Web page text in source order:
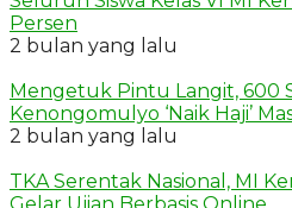
Persen
2 bulan yang lalu
Mengetuk Pintu Langit, 600
Kenongomulyo ‘Naik Haji’
2 bulan yang lalu
TKA Serentak Nasional, MI